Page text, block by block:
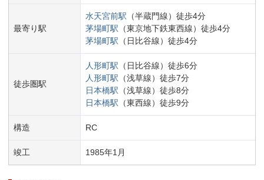
最寄り駅
水天宮前駅 （半蔵門線） 徒歩4分
茅場町駅 （東京地下鉄東西線） 徒歩4分
茅場町駅 （ 日比谷線） 徒歩4分
徒歩圏駅
人形町駅 （ 日比谷線） 徒歩6分
人形町駅 （浅草線） 徒歩7分
日本橋駅 （浅草線） 徒歩8分
日本橋駅 （東西線） 徒歩9分
構造 RC
竣工 1985年1 月